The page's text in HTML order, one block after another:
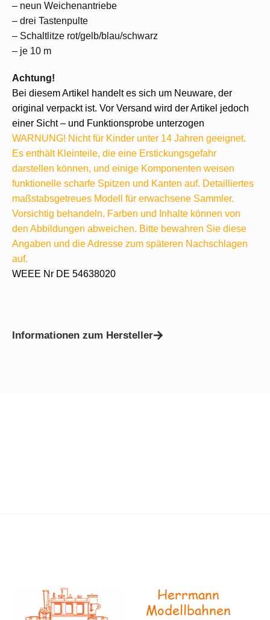
– neun Weichenantriebe
– drei Tastenpulte
– Schaltlitze rot/gelb/blau/schwarz
– je 10 m
Achtung!
Bei diesem Artikel handelt es sich um Neuware, der
original verpackt ist. Vor Versand wird der Artikel jedoch
einer Sicht – und Funktionsprobe unterzogen
WARNUNG! Nicht für Kinder unter 14 Jahren geeignet.
Es enthält Kleinteile, die eine Erstickungsgefahr
darstellen können, und einige Komponenten weisen
funktionelle scharfe Spitzen und Kanten auf. Detailliertes
maßstabsgetreues Modell für erwachsene Sammler.
Vorsichtig behandeln. Farben und Inhalte können von
den Abbildungen abweichen. Bitte bewahren Sie diese
Angaben und die Adresse zum späteren Nachschlagen
auf.
WEEE Nr DE 54638020
Informationen zum Hersteller
Herrmann
Modellbahnen